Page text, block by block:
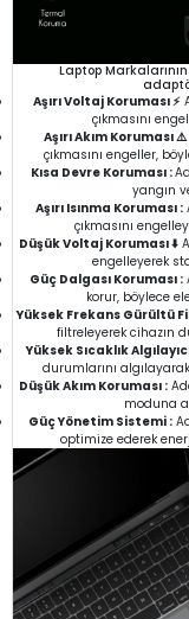
Laptop
Aşırı Voltaj Koruması ⚡
çıkmasını
Aşırı Akım Koruması ⚠️
çıkmasını engeller,
Kısa Devre Koruması :
yangın
Aşırı Isınma Koruması :
çıkmasını
Düşük Voltaj Koruması ⬇️
engelleyerek
Güç Dalgası Koruması :
korur, böylece
Yüksek Frekans Gürültü
filtreleyerek cihazın
Yüksek Sıcaklık
durumlarını
Düşük Akım Koruması :
moduna
Güç Yönetim Sistemi :
optimize ederek